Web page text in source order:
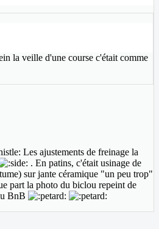
la veille d'une course c'était comme
Les ajustements de freinage la
. En patins, c'était usinage de
sur jante céramique "un peu trop"
part la photo du biclou repeint de
BnB